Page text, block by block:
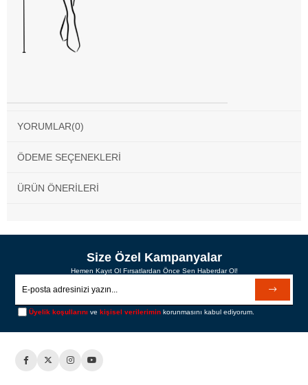
YORUMLAR(0)
ÖDEME SEÇENEKLERI
ÜRÜN ÖNERILERI
Size Özel Kampanyalar
Hemen Kayıt Ol Fırsatlardan Önce Sen Haberdar Ol!
Üyelik koşullarını vekişisel verilerimin korunmasını kabul ediyorum.